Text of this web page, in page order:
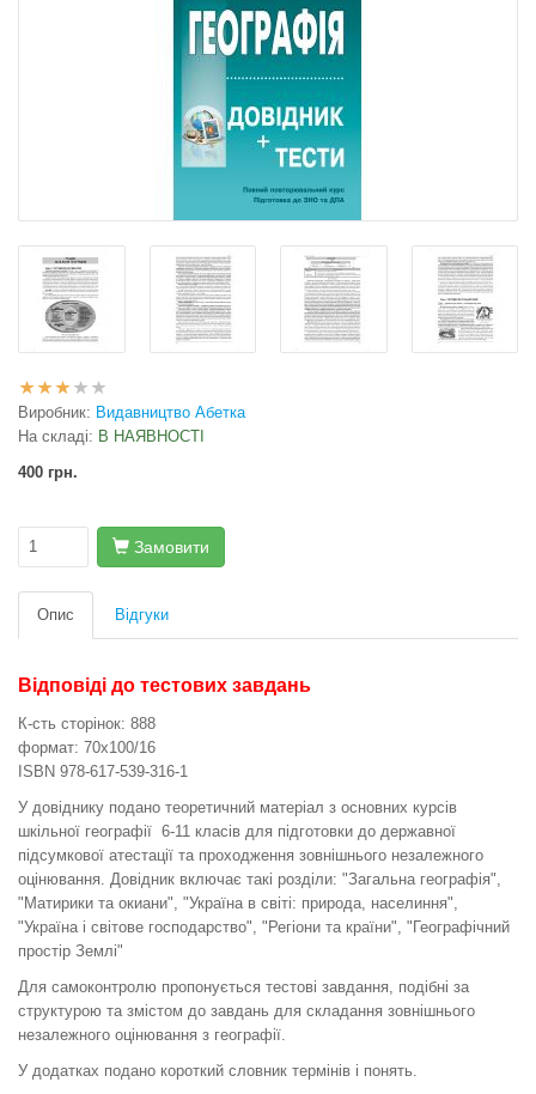
Виробник: Видавництво Абетка
На складі: В НАЯВНОСТІ
400 грн.
Замовити
Опис Відгуки
Відповіді до тестових завдань
К-сть сторінок: 888
формат: 70x100/16
ISBN 978-617-539-316-1
У довіднику подано теоретичний матеріал з основних курсів
шкільної географії 6-11 класів для підготовки до державної
підсумкової атестації та проходження зовнішнього незалежного
оцінювання. Довідник включає такі розділи: "Загальна географія",
"Матирики та окиани", "Україна в світі: природа, населиння",
"Україна і світове господарство", "Регіони та країни", "Географічний
простір Землі"
Для самоконтролю пропонується тестові завдання, подібні за
структурою та змістом до завдань для складання зовнішнього
незалежного оцінювання з географії.
У додатках подано короткий словник термінів і понять.